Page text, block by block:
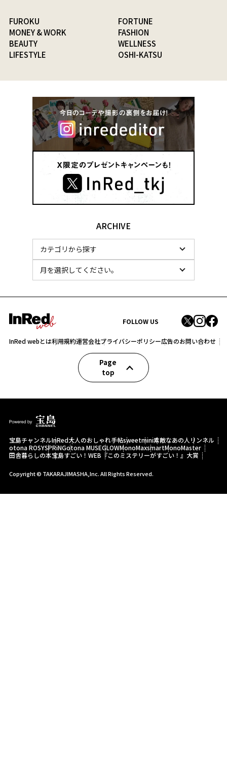
FUROKU
FORTUNE
MONEY & WORK
FASHION
BEAUTY
WELLNESS
LIFESTYLE
OSHI-KATSU
ARCHIVE
FOLLOW US
InRed webとは利用規約運営会社プライバシーポリシー広告のお問い合わせ
Page
top
宝島チャンネルInRed大人のおしゃれ手帖sweetmini素敵なあの人 リンネル
otona ROSYSPRiNGotona MUSEGLOWMonoMaxsmartMonoMaster
田舎暮らしの本宝島すごい！WEB 『このミステリーがすごい！』大賞
Copyright © TAKARAJIMASHA,Inc. All Rights Reserved.